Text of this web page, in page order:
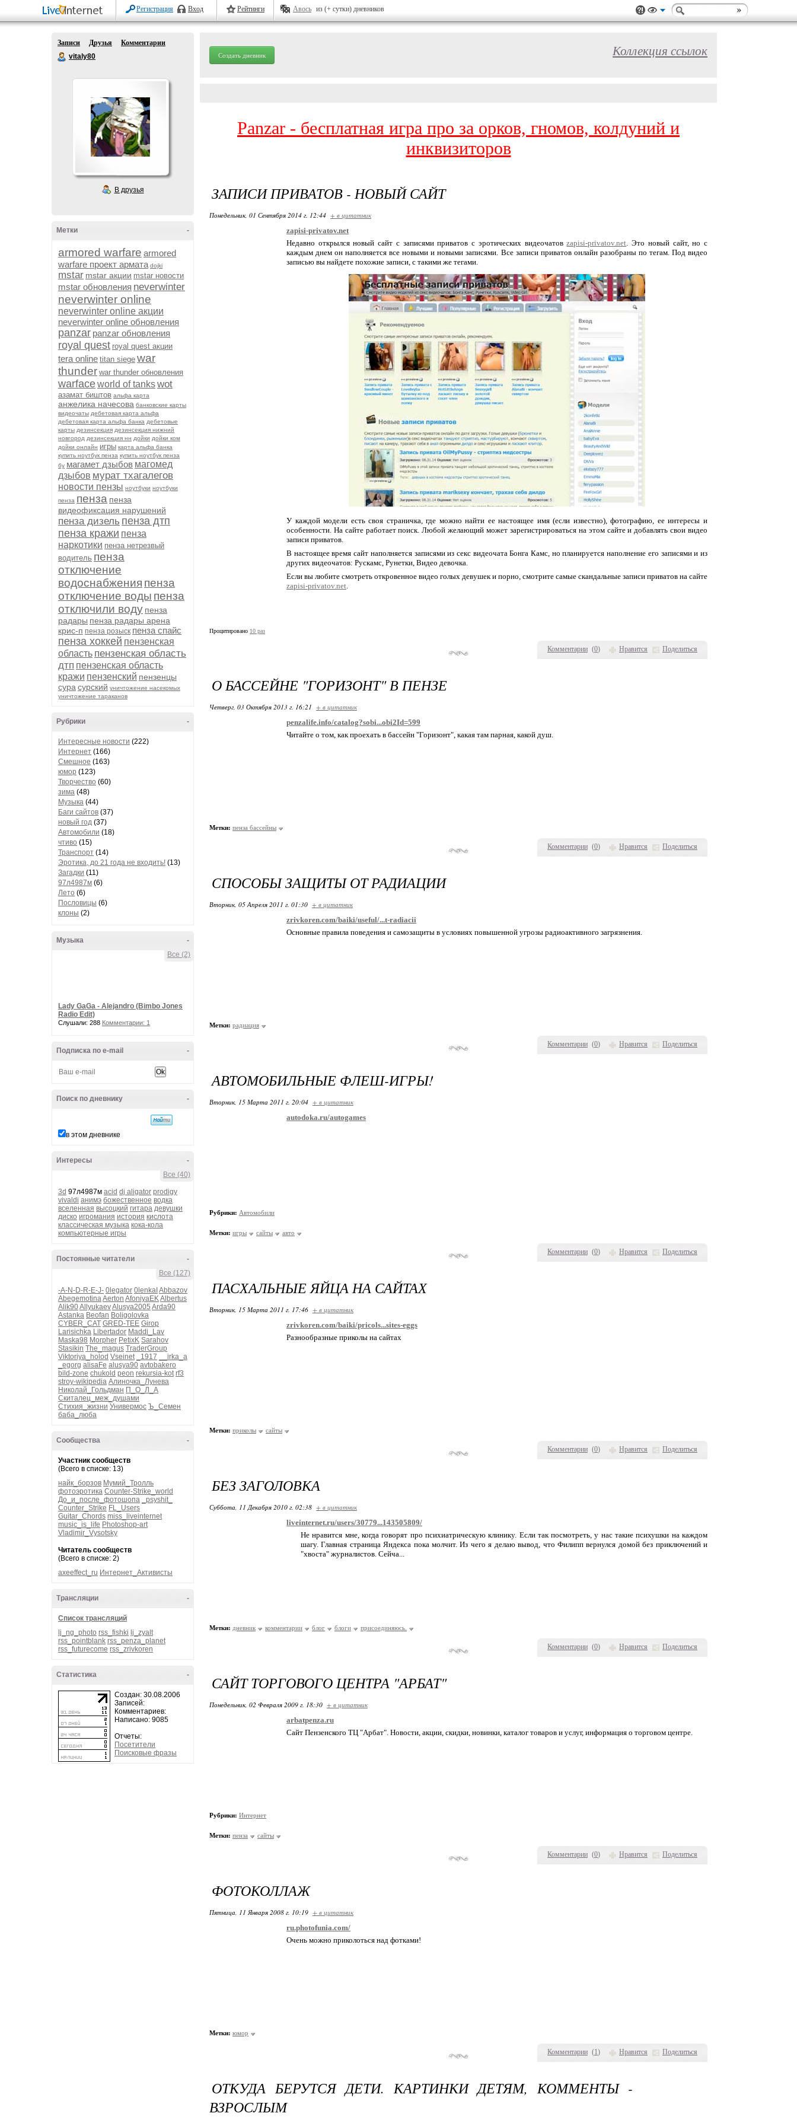
Регистрация Вход Рейтинги Авось из (+ сутки) дневников
Записи Друзья
Комментарии
vitaly80
В друзья
-
Метки
armored warfare armored
warfare проект армата dojki
mstar mstar акции mstar новости
mstar обновления neverwinter
neverwinter online
neverwinter online акции
neverwinter online обновления
panzar panzar обновления
royal quest royal quest акции
tera online titan siege war
thunder war thunder обновления
warfaceworld of tankswot
азамат биштов альфа карта
анжелика начесова банковские карты
видеочаты дебетовая карта альфа
дебетовая карта альфа банка дебетовые
карты дезинсекция дезинсекция нижний
новгород дезинсекция нн дойки дойки ком
дойки онлайн игры карта альфа банка
купить ноутбук пенза купить ноутбук пенза
бу магамет дзыбов магомед
дзыбов мурат тхагалегов
новости пензы ноутбуки ноутбуки
пенза пенза пенза
видеофиксация нарушений
пенза дизель пенза дтп
пенза кражи пенза
наркотики пенза нетрезвый
водитель пенза
отключение
водоснабжения пенза
отключение воды пенза
отключили воду пенза
радары пенза радары арена
крис-п пенза розыск пенза спайс
пенза хоккей пензенская
область пензенская область
дтп пензенская область
кражи пензенский пензенцы
сура сурский уничтожение насекомых
уничтожение тараканов
-
Рубрики
Интересные новости (222)
Интернет (166)
Смешное (163)
юмор (123)
Творчество (60)
зима (48)
Музыка (44)
Баги сайтов (37)
новый год (37)
Автомобили (18)
чтиво (15)
Транспорт (14)
Эротика, до 21 года не входить! (13)
Загадки (11)
97л4987м (6)
Лето (6)
Пословицы (6)
клоны (2)
-
Музыка
Все (2)
Lady GaGa - Alejandro (Bimbo Jones
Radio Edit)
Слушали: 288 Комментарии: 1
-
Подписка по e-mail
-
Поиск по дневнику
в этом дневнике
-
Интересы
Все (40)
3d 97л4987м acid dj aligator prodigy
vivaldi анимэ божественное водка
вселенная высоцкий гитара девушки
диско игромания история кислота
классическая музыка кока-кола
компьютерные игры
-
Постоянные читатели
Все (127)
-A-N-D-R-E-J- 0legator 0lenkaI Abbazov
AbegemotinaAerton AfoniyaEKAlbertus
Alik90AllyukaevAlusya2005 Arda90
Astanka Beofan Boligolovka
CYBER_CAT GRED-TEE Girop
Larisichka Libertador Maddi_Lav
Maska98 Morpher PetixK Sarahov
Stasikin The_magus TraderGroup
Viktoriya_holod Vseinet _1917
__irka_a
_egorg alisaFe alusya90 avtobakero
bild-zone chukold peon rekursia-kot rf3
stroy-wikipedia Алиночка_Лунева
Николай_Гольдман П_О_Л_А
Скиталец_меж_душами
Стихия_жизни Универмос Ъ_Семен
баба_люба
-
Сообщества
Участник сообществ
(Всего в списке: 13)
найк_борзов Мумий_Тролль
фотоэротика Counter-Strike_world
До_и_после_фотошопа
_psyshit_
Counter_Strike FL_Users
Guitar_Chords miss_liveinternet
music_is_life Photoshop-art
Vladimir_Vysotsky
Читатель сообществ
(Всего в списке: 2)
axeeffect_ru Интернет_Активисты
-
Трансляции
Список трансляций
lj_ng_photo rss_fishki lj_zyalt
rss_pointblank rss_penza_planet
rss_futurecome rss_zrivkoren
-
Статистика
Создан: 30.08.2006
Записей:
Комментариев:
Написано: 9085
Отчеты:
Посетители
Поисковые фразы
Создать дневник Коллекция ссылок
Panzar - бесплатная игра про за орков, гномов, колдуний и
инквизиторов
Комментарии (0) Нравится Поделиться
ЗАПИСИ ПРИВАТОВ - НОВЫЙ САЙТ
Понедельник, 01 Сентября 2014 г. 12:44 + в цитатник
zapisi-privatov.net
Недавно открылся новый сайт с записями приватов с эротических видеочатовzapisi-privatov.net. Это новый сайт, но с
каждым днем он наполняется все новыми и новыми записями. Все записи приватов онлайн разобраны по тегам. Под видео
записью вы найдете похожие записи, с такими же тегами.
У каждой модели есть своя страничка, где можно найти ее настоящее имя (если известно), фотографию, ее интересы и
особенности. На сайте работает поиск. Любой желающий может зарегистрироваться на этом сайте и добавлять свои видео
записи приватов.
В настоящее время сайт наполняется записями из секс видеочата Бонга Камс, но планируется наполнение его записями и из
других видеочатов: Рускамс, Рунетки, Видео девочка.
Если вы любите смотреть откровенное видео голых девушек и порно, смотрите самые скандальные записи приватов на сайте
zapisi-privatov.net.
Процитировано 10 раз
Комментарии (0) Нравится Поделиться
О БАССЕЙНЕ "ГОРИЗОНТ" В ПЕНЗЕ
Четверг, 03 Октября 2013 г. 16:21 + в цитатник
penzalife.info/catalog?sobi...obi2Id=599
Читайте о том, как проехать в бассейн "Горизонт", какая там парная, какой душ.
Метки: пенза бассейны
Комментарии (0) Нравится Поделиться
СПОСОБЫ ЗАЩИТЫ ОТ РАДИАЦИИ
Вторник, 05 Апреля 2011 г. 01:30 + в цитатник
zrivkoren.com/baiki/useful/...t-radiacii
Основные правила поведения и самозащиты в условиях повышенной угрозы радиоактивного загрязнения.
Метки: радиация
Комментарии (0) Нравится Поделиться
АВТОМОБИЛЬНЫЕ ФЛЕШ-ИГРЫ!
Вторник, 15 Марта 2011 г. 20:04 + в цитатник
autodoka.ru/autogames
Рубрики: Автомобили
Метки: игры сайты авто
Комментарии (0) Нравится Поделиться
ПАСХАЛЬНЫЕ ЯЙЦА НА САЙТАХ
Вторник, 15 Марта 2011 г. 17:46 + в цитатник
zrivkoren.com/baiki/pricols...sites-eggs
Разнообразные приколы на сайтах
Метки: приколы сайты
Комментарии (0) Нравится Поделиться
БЕЗ ЗАГОЛОВКА
Суббота, 11 Декабря 2010 г. 02:38 + в цитатник
liveinternet.ru/users/30779...143505809/
Не нравится мне, когда говорят про психиатрическую клинику. Если так посмотреть, у нас такие психушки на каждом
шагу. Главная страница Яндекса пока молчит. Из чего я делаю вывод, что Филипп вернулся домой без приключений и
"хвоста" журналистов. Сейча...
Метки: дневник комментарии блог блоги присоединяюсь.
Комментарии (0) Нравится Поделиться
САЙТ ТОРГОВОГО ЦЕНТРА "АРБАТ"
Понедельник, 02 Февраля 2009 г. 18:30 + в цитатник
arbatpenza.ru
Сайт Пензенского ТЦ "Арбат". Новости, акции, скидки, новинки, каталог товаров и услуг, информация о торговом центре.
Рубрики: Интернет
Метки: пенза сайты
Комментарии (1) Нравится Поделиться
ФОТОКОЛЛАЖ
Пятница, 11 Января 2008 г. 10:19 + в цитатник
ru.photofunia.com/
Очень можно приколоться над фотками!
Метки: юмор
ОТКУДА БЕРУТСЯ ДЕТИ. КАРТИНКИ ДЕТЯМ, КОММЕНТЫ -
ВЗРОСЛЫМ